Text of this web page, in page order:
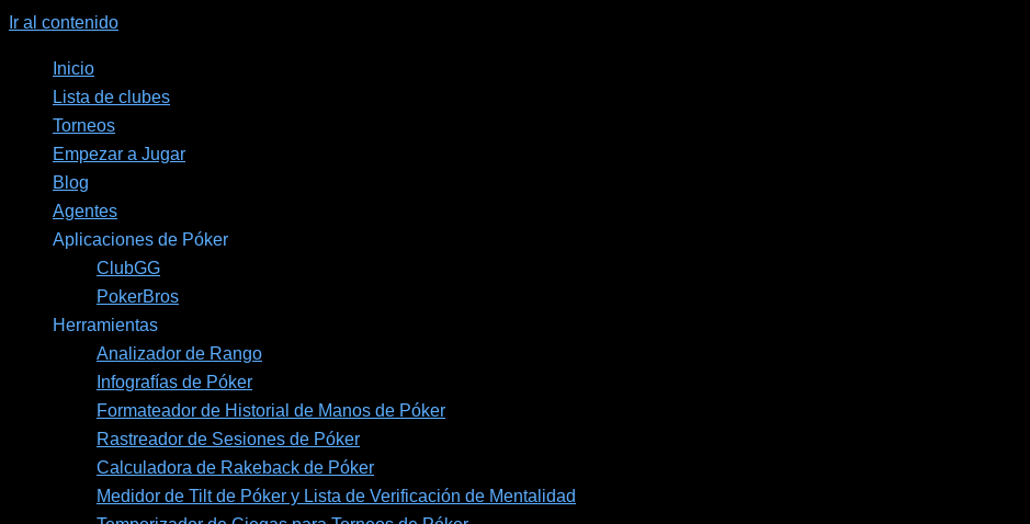
Ir al contenido
Inicio
Lista de clubes
Torneos
Empezar a Jugar
Blog
Agentes
Aplicaciones de Póker
ClubGG
PokerBros
Herramientas
Analizador de Rango
Infografías de Póker
Formateador de Historial de Manos de Póker
Rastreador de Sesiones de Póker
Calculadora de Rakeback de Póker
Medidor de Tilt de Póker y Lista de Verificación de Mentalidad